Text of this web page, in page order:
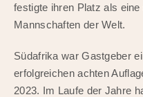
festigte ihren Platz als
Mannschaften der Welt.
Südafrika war Gastgeber
erfolgreichen achten
2023. Im Laufe der Jahre